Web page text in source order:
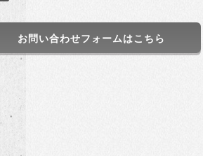
お問い合わせフォームはこちら